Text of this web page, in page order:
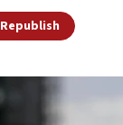
Republish